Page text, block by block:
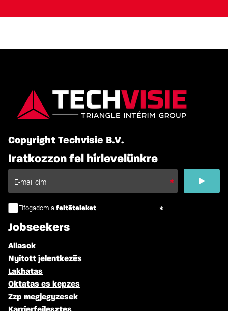
Copyright Techvisie B.V.
Iratkozzon fel hírlevelünkre
Elfogadom a feltételeket.
Jobseekers
Allasok
Nyitott jelentkezés
Lakhatas
Oktatas es kepzes
Zzp megjegyzesek